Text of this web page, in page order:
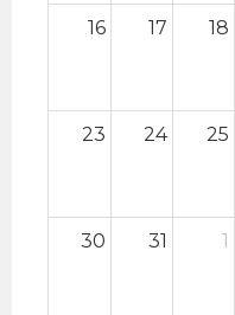
16 17 18
23 24 25
30 31 1